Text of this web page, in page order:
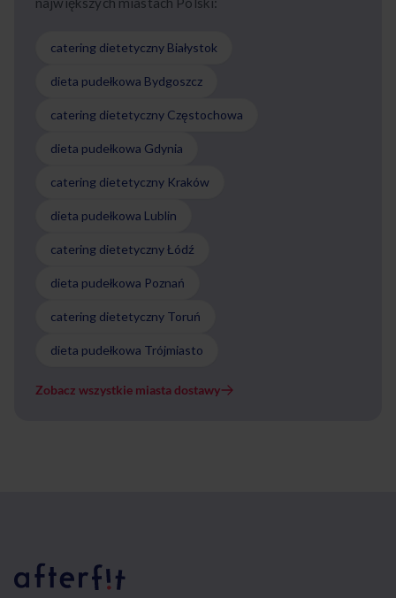
catering dietetyczny Białystok
dieta pudełkowa Bydgoszcz
catering dietetyczny Częstochowa
dieta pudełkowa Gdynia
catering dietetyczny Kraków
dieta pudełkowa Lublin
catering dietetyczny Łódź
dieta pudełkowa Poznań
catering dietetyczny Toruń
dieta pudełkowa Trójmiasto
Zobacz wszystkie miasta dostawy